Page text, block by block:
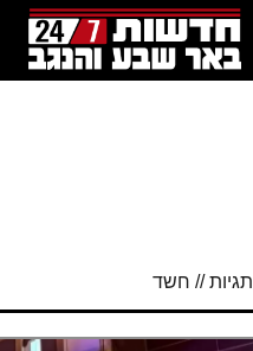
תגיות // חשד